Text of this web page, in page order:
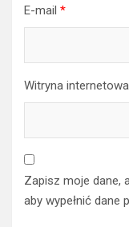
Podaj wynik (liczba):